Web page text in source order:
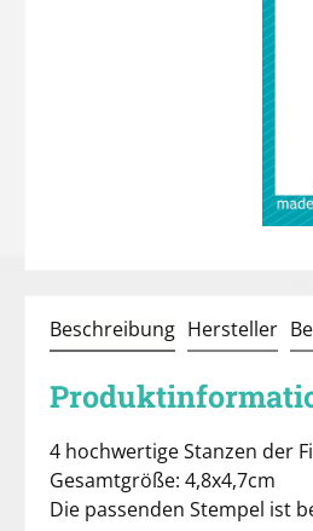
Beschreibung Hersteller
4 hochwertige Stanzen der
Gesamtgröße: 4,8x4,7cm
Die passenden Stempel ist